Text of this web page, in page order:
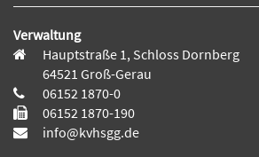
Verwaltung
Hauptstraße 1, Schloss Dornberg
64521 Groß-Gerau
06152 1870-0
06152 1870-190
info@kvhsgg.de